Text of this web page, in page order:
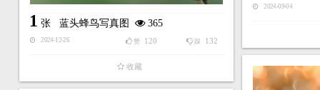
1 张 蓝头蜂鸟写真图 365
2024-12-26 踩 132
赞 120
收藏
2024-09-04